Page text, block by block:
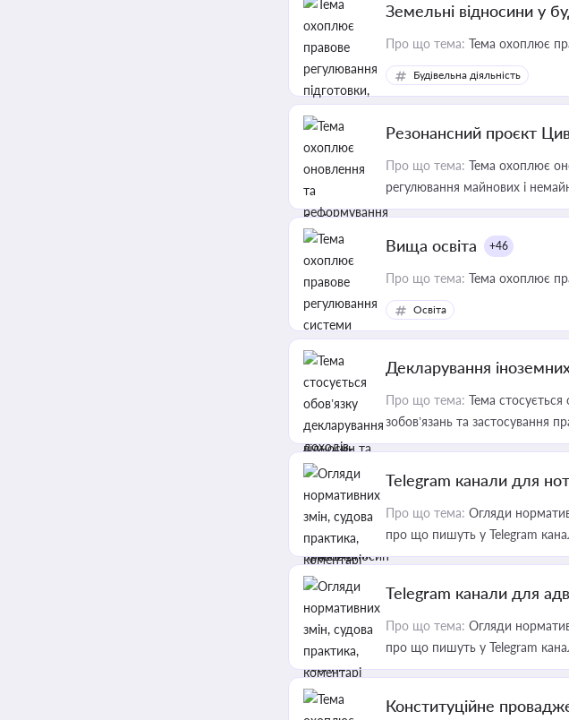
Земельні відносини у
Про що тема: Тема охоплює
Будівельна діяльність
Резонансний проєкт
Про що тема: Тема охоплює
регулювання майнових і
Вища освіта +46
Про що тема: Тема охоплює
Освіта
Декларування
Про що тема: Тема
зобов’язань та застосування
Telegram канали для
Про що тема: Огляди
про що пишуть у Telegram
Telegram канали для
Про що тема: Огляди
про що пишуть у Telegram
Конституційне